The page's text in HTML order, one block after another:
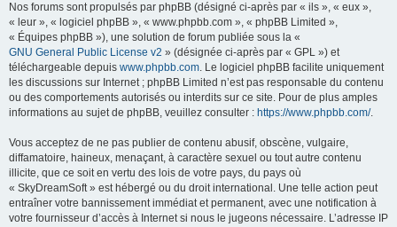
Nos forums sont propulsés par phpBB (désigné ci-après par « ils », « eux »,
« leur », « logiciel phpBB », « www.phpbb.com », « phpBB Limited »,
« Équipes phpBB »), une solution de forum publiée sous la «
GNU General Public License v2 » (désignée ci-après par « GPL ») et
téléchargeable depuis www.phpbb.com. Le logiciel phpBB facilite uniquement
les discussions sur Internet ; phpBB Limited n’est pas responsable du contenu
ou des comportements autorisés ou interdits sur ce site. Pour de plus amples
informations au sujet de phpBB, veuillez consulter : https://www.phpbb.com/.
Vous acceptez de ne pas publier de contenu abusif, obscène, vulgaire,
diffamatoire, haineux, menaçant, à caractère sexuel ou tout autre contenu
illicite, que ce soit en vertu des lois de votre pays, du pays où
« SkyDreamSoft » est hébergé ou du droit international. Une telle action peut
entraîner votre bannissement immédiat et permanent, avec une notification à
votre fournisseur d’accès à Internet si nous le jugeons nécessaire. L’adresse IP